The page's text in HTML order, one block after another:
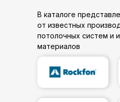
В каталоге
от известных
потолочных систем и
материалов